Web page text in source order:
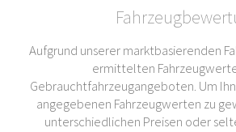
Aufgrund unserer marktbasierenden
ermittelten
Gebrauchtfahrzeugangeboten. Um
angegebenen Fahrzeugwerten zu
unterschiedlichen Preisen oder